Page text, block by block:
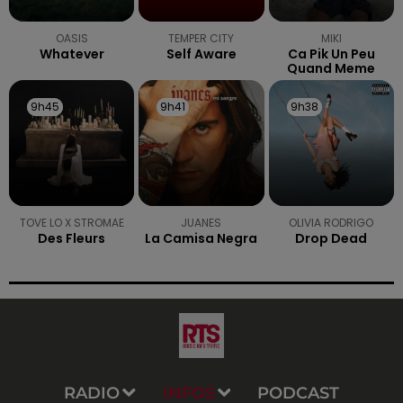
OASIS
Whatever
TEMPER CITY
Self Aware
MIKI
Ca Pik Un Peu
Quand Meme
9h45
9h45
TOVE LO X STROMAE
Des Fleurs
9h41
9h41
JUANES
La Camisa Negra
9h38
9h38
OLIVIA RODRIGO
Drop Dead
RADIO INFOS PODCAST